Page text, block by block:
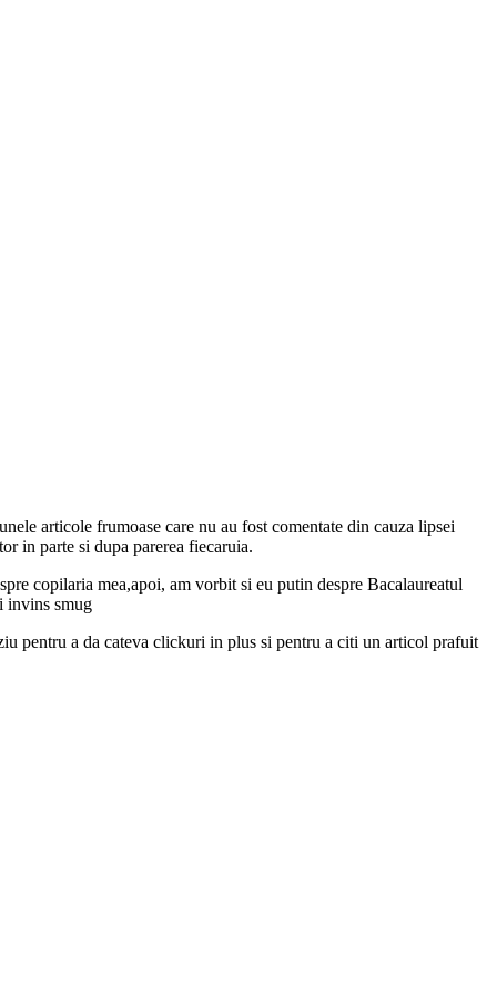
articole frumoase care nu au fost comentate din cauza lipsei
in parte si dupa parerea fiecaruia.
copilaria mea,apoi, am vorbit si eu putin despre Bacalaureatul
invins smug
pentru a da cateva clickuri in plus si pentru a citi un articol prafuit